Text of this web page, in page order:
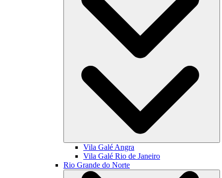
Vila Galé Angra
Vila Galé Rio de Janeiro
Rio Grande do Norte